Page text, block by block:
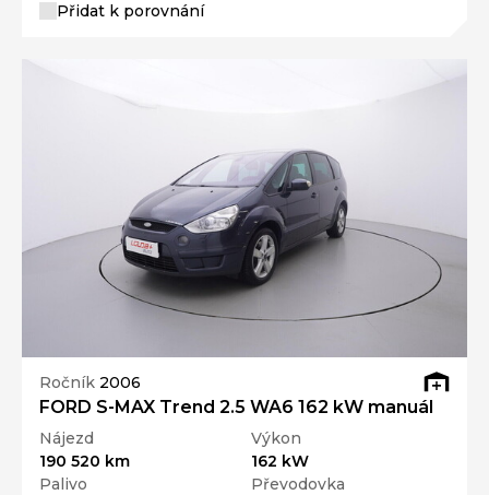
Přidat k porovnání
Ročník 2006
FORD S-MAX Trend 2.5 WA6 162 kW manuál
Nájezd
190 520 km
Výkon
162 kW
Palivo
Převodovka